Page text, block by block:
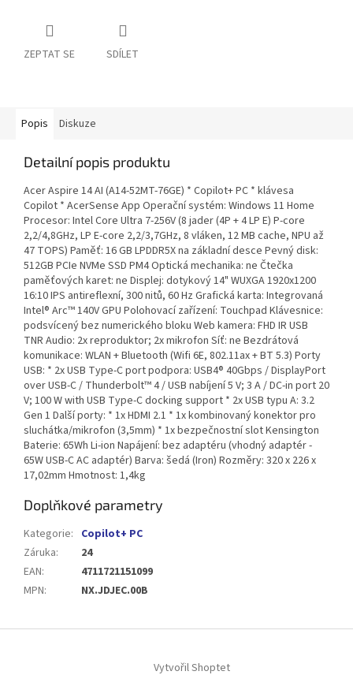
ZEPTAT SE SDÍLET
Popis Diskuze
Detailní popis produktu
Acer Aspire 14 AI (A14-52MT-76GE) * Copilot+ PC * klávesa
Copilot * AcerSense App Operační systém: Windows 11 Home
Procesor: Intel Core Ultra 7-256V (8 jader (4P + 4 LP E) P-core
2,2/4,8GHz, LP E-core 2,2/3,7GHz, 8 vláken, 12 MB cache, NPU až
47 TOPS) Paměť: 16 GB LPDDR5X na základní desce Pevný disk:
512GB PCIe NVMe SSD PM4 Optická mechanika: ne Čtečka
paměťových karet: ne Displej: dotykový 14" WUXGA 1920x1200
16:10 IPS antireflexní, 300 nitů, 60 Hz Grafická karta: Integrovaná
Intel® Arc™ 140V GPU Polohovací zařízení: Touchpad Klávesnice:
podsvícený bez numerického bloku Web kamera: FHD IR USB
TNR Audio: 2x reproduktor; 2x mikrofon Síť: ne Bezdrátová
komunikace: WLAN + Bluetooth (Wifi 6E, 802.11ax + BT 5.3) Porty
USB: * 2x USB Type-C port podpora: USB4® 40Gbps / DisplayPort
over USB-C / Thunderbolt™ 4 / USB nabíjení 5 V; 3 A / DC-in port 20
V; 100 W with USB Type-C docking support * 2x USB typu A: 3.2
Gen 1 Další porty: * 1x HDMI 2.1 * 1x kombinovaný konektor pro
sluchátka/mikrofon (3,5mm) * 1x bezpečnostní slot Kensington
Baterie: 65Wh Li-ion Napájení: bez adaptéru (vhodný adaptér -
65W USB-C AC adaptér) Barva: šedá (Iron) Rozměry: 320 x 226 x
17,02mm Hmotnost: 1,4kg
Doplňkové parametry
Kategorie: Copilot+ PC
Záruka:
24
EAN:
4711721151099
MPN: NX.JDJEC.00B
Vytvořil Shoptet